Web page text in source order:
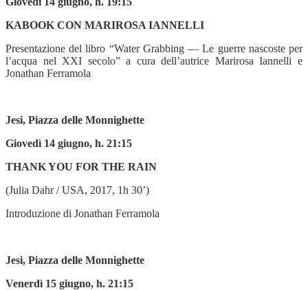
KABOOK CON MARIROSA IANNELLI
Presentazione del libro “Water Grabbing — Le guerre nascoste per
l’acqua nel XXI secolo” a cura dell’autrice Marirosa Iannelli e
Jonathan Ferramola
Jesi, Piazza delle Monnighette
Giovedì 14 giugno, h. 21:15
THANK YOU FOR THE RAIN
(Julia Dahr / USA, 2017, 1h 30’)
Introduzione di Jonathan Ferramola
Jesi, Piazza delle Monnighette
Venerdì 15 giugno, h. 21:15